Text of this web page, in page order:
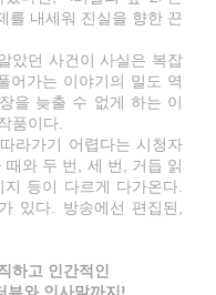
를 내세워 진실을 향한 끈
았던 사건이 사실은 복잡
어가는 이야기의 밀도 역
을 늦출 수 없게 하는 이
품이다.
라가기 어렵다는 시청자
와 두 번, 세 번, 거듭 읽
등이 다르게 다가온다.
있다. 방송에선 편집된,
하고 인간적인